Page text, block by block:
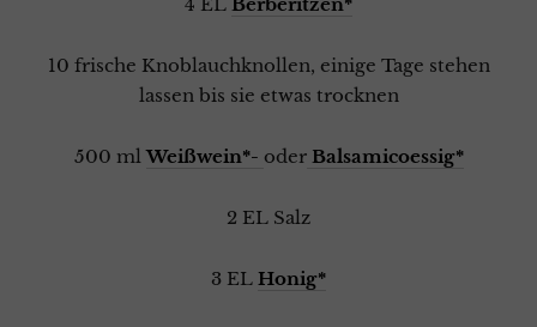
4 EL Berberitzen*
10 frische Knoblauchknollen, einige Tage stehen
lassen bis sie etwas trocknen
500 mlWeißwein*- oderBalsamicoessig*
2 EL Salz
3 EL Honig*